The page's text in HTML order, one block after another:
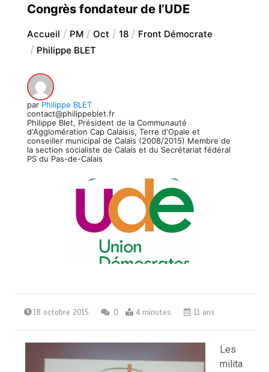
Congrès fondateur de l’UDE
Accueil PM Oct 18
Front Démocrate
Philippe BLET
par Philippe BLET
contact@philippeblet.fr
Philippe Blet, Président de la Communauté
d'Agglomération Cap Calaisis, Terre d'Opale et
conseiller municipal de Calais (2008/2015) Membre de
la section socialiste de Calais et du Secrétariat fédéral
PS du Pas-de-Calais
18 octobre 2015 0 4 minutes 11 ans
Les
milita